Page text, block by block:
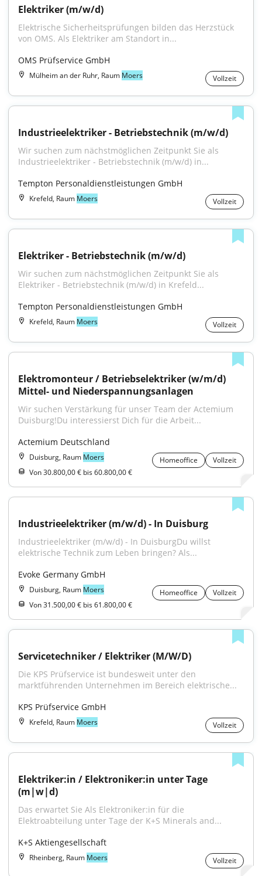
Elektriker (m/w/d)
Elektrische Sicherheitsprüfungen bilden das Herzstück
von OMS. Als Elektriker am Standort in...
OMS Prüfservice GmbH
Mülheim an der Ruhr, Raum Moers Vollzeit
Industrieelektriker - Betriebstechnik (m/w/d)
Wir suchen zum nächstmöglichen Zeitpunkt Sie als
Industrieelektriker - Betriebstechnik (m/w/d) in...
Tempton Personaldienstleistungen GmbH
Krefeld, Raum Moers Vollzeit
Elektriker - Betriebstechnik (m/w/d)
Wir suchen zum nächstmöglichen Zeitpunkt Sie als
Elektriker - Betriebstechnik (m/w/d) in Krefeld...
Tempton Personaldienstleistungen GmbH
Krefeld, Raum Moers Vollzeit
Elektromonteur / Betriebselektriker (w/m/d)
Mittel- und Niederspannungsanlagen
Wir suchen Verstärkung für unser Team der Actemium
Duisburg!Du interessierst Dich für die Arbeit...
Actemium Deutschland
Duisburg, Raum Moers Homeoffice
Vollzeit
Von 30.800,00 € bis 60.800,00 €
Industrieelektriker (m/w/d) - In Duisburg
Industrieelektriker (m/w/d) - In DuisburgDu willst
elektrische Technik zum Leben bringen? Als...
Evoke Germany GmbH
Duisburg, Raum Moers Homeoffice
Vollzeit
Von 31.500,00 € bis 61.800,00 €
Servicetechniker / Elektriker (M/W/D)
Die KPS Prüfservice ist bundesweit unter den
marktführenden Unternehmen im Bereich elektrische...
KPS Prüfservice GmbH
Krefeld, Raum Moers Vollzeit
Elektriker:in / Elektroniker:in unter Tage
(m|w|d)
Das erwartet Sie Als Elektroniker:in für die
Elektroabteilung unter Tage der K+S Minerals and...
K+S Aktiengesellschaft
Rheinberg, Raum Moers Vollzeit